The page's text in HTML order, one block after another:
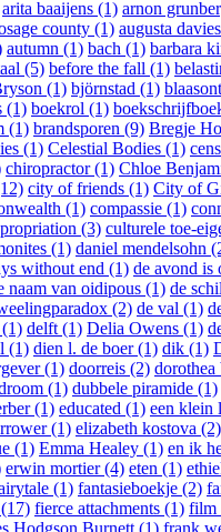
arita baaijens (1) arnon
county (1) augusta
autumn (1) bach (1) barbara
(5) before the fall (1)
(1) björnstad (1)
(1) boekrol (1)
(1) brandsporen (9) Bregje
(1) Celestial Bodies (1)
chiropractor (1) Chloe
city of friends (1) City of
(1) compassie (1)
(3) culturele toe-
(1) daniel mendelsohn
without end (1) de avond is
naam van oidipous (1) de
(2) de val (1)
delft (1) Delia Owens (1)
(1) dien l. de boer (1) dik (1)
(1) doorreis (2) dorothea
(1) dubbele piramide (1)
(1) educated (1) een klein
(1) elizabeth kostova (2)
(1) Emma Healey (1) en ik
erwin mortier (4) eten (1)
(1) fantasieboekje (2)
fierce attachments (1) film
Hodgson Burnett (1) frank